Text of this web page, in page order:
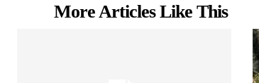
More Articles Like This